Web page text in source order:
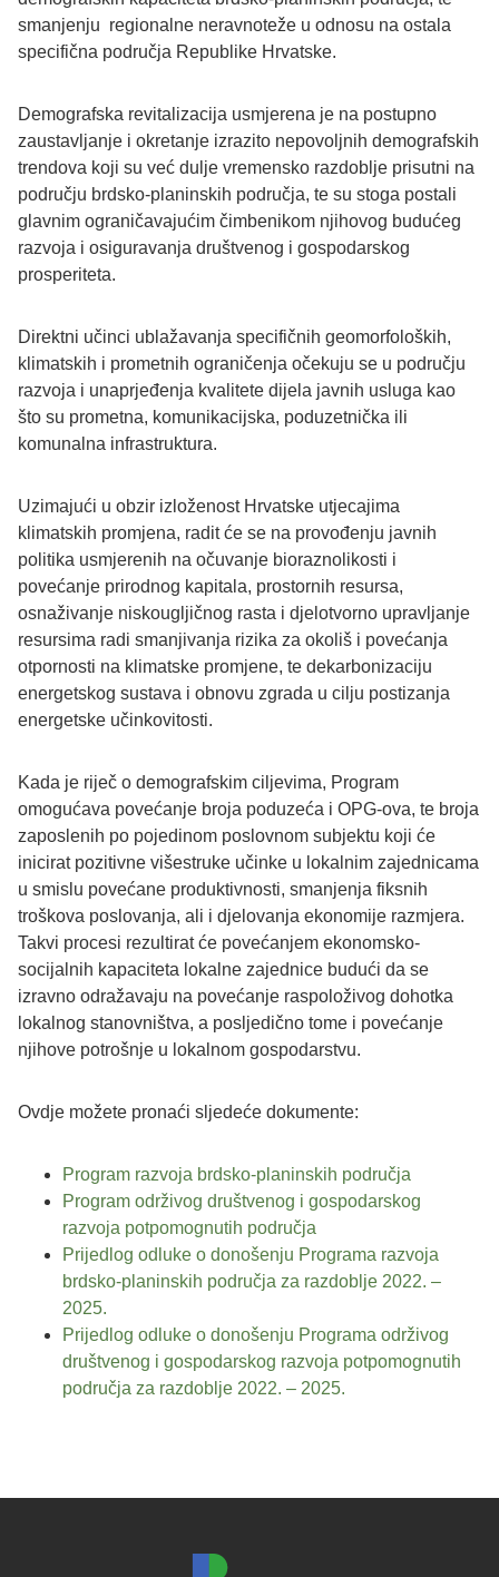
smanjenju regionalne neravnoteže u odnosu na ostala
specifična područja Republike Hrvatske.
Demografska revitalizacija usmjerena je na postupno
zaustavljanje i okretanje izrazito nepovoljnih demografskih
trendova koji su već dulje vremensko razdoblje prisutni na
području brdsko-planinskih područja, te su stoga postali
glavnim ograničavajućim čimbenikom njihovog budućeg
razvoja i osiguravanja društvenog i gospodarskog
prosperiteta.
Direktni učinci ublažavanja specifičnih geomorfoloških,
klimatskih i prometnih ograničenja očekuju se u području
razvoja i unaprjeđenja kvalitete dijela javnih usluga kao
što su prometna, komunikacijska, poduzetnička ili
komunalna infrastruktura.
Uzimajući u obzir izloženost Hrvatske utjecajima
klimatskih promjena, radit će se na provođenju javnih
politika usmjerenih na očuvanje bioraznolikosti i
povećanje prirodnog kapitala, prostornih resursa,
osnaživanje niskougljičnog rasta i djelotvorno upravljanje
resursima radi smanjivanja rizika za okoliš i povećanja
otpornosti na klimatske promjene, te dekarbonizaciju
energetskog sustava i obnovu zgrada u cilju postizanja
energetske učinkovitosti.
Kada je riječ o demografskim ciljevima, Program
omogućava povećanje broja poduzeća i OPG-ova, te broja
zaposlenih po pojedinom poslovnom subjektu koji će
inicirat pozitivne višestruke učinke u lokalnim zajednicama
u smislu povećane produktivnosti, smanjenja fiksnih
troškova poslovanja, ali i djelovanja ekonomije razmjera.
Takvi procesi rezultirat će povećanjem ekonomsko-
socijalnih kapaciteta lokalne zajednice budući da se
izravno odražavaju na povećanje raspoloživog dohotka
lokalnog stanovništva, a posljedično tome i povećanje
njihove potrošnje u lokalnom gospodarstvu.
Ovdje možete pronaći sljedeće dokumente:
Program razvoja brdsko-planinskih područja
Program održivog društvenog i gospodarskog
razvoja potpomognutih područja
Prijedlog odluke o donošenju Programa razvoja
brdsko-planinskih područja za razdoblje 2022. –
2025.
Prijedlog odluke o donošenju Programa održivog
društvenog i gospodarskog razvoja potpomognutih
područja za razdoblje 2022. – 2025.